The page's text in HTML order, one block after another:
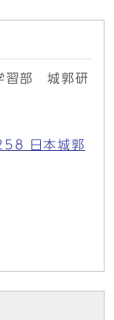
習部 城郭研
日本城郭